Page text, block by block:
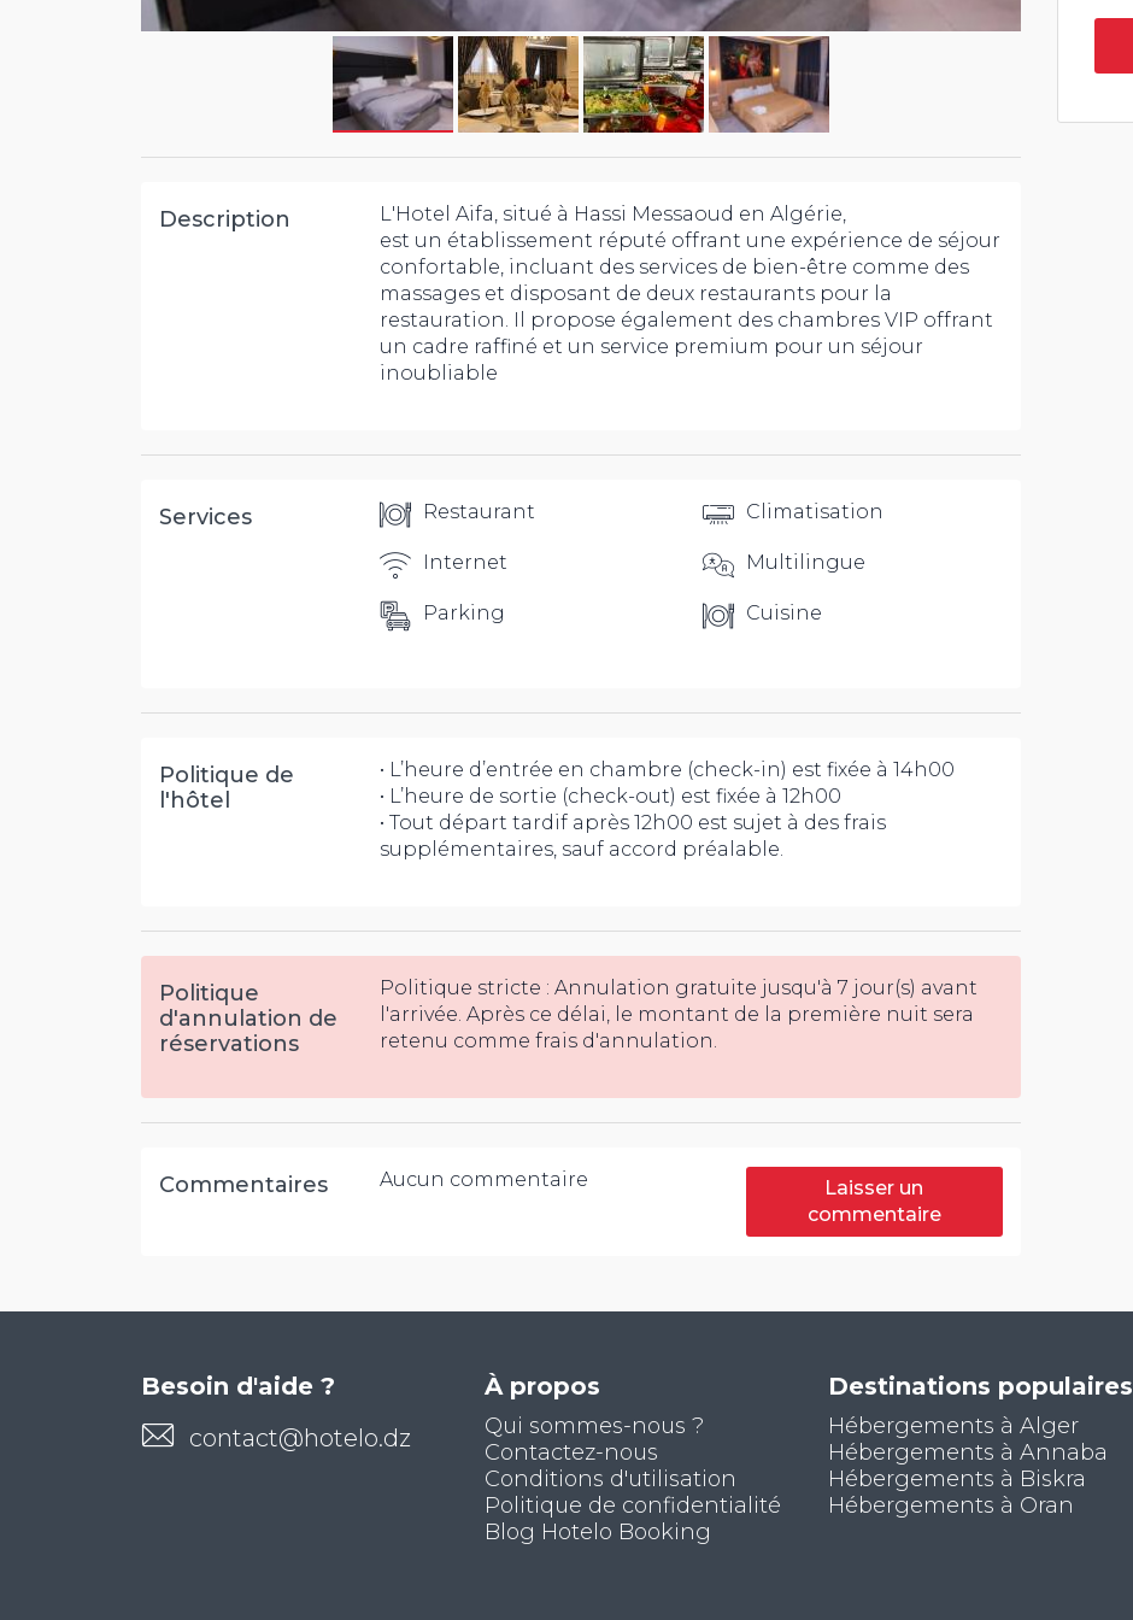
Description
L'Hotel Aifa, situé à Hassi Messaoud en Algérie,
est un établissement réputé offrant une expérience de séjour
confortable, incluant des services de bien-être comme des
massages et disposant de deux restaurants pour la
restauration. Il propose également des chambres VIP offrant
un cadre raffiné et un service premium pour un séjour
inoubliable
Services Restaurant
Internet
Parking
Climatisation
Multilingue
Cuisine
Politique de
l'hôtel
• L’heure d’entrée en chambre (check-in) est fixée à 14h00
• L’heure de sortie (check-out) est fixée à 12h00
• Tout départ tardif après 12h00 est sujet à des frais
supplémentaires, sauf accord préalable.
Politique
d'annulation de
réservations
Politique stricte : Annulation gratuite jusqu'à 7 jour(s) avant
l'arrivée. Après ce délai, le montant de la première nuit sera
retenu comme frais d'annulation.
Commentaires Aucun commentaire
Laisser un
commentaire
Besoin d'aide ?
contact@hotelo.dz
À propos
Qui sommes-nous ?
Contactez-nous
Conditions d'utilisation
Politique de confidentialité
Blog Hotelo Booking
Destinations populaires
Hébergements à Alger
Hébergements à Annaba
Hébergements à Biskra
Hébergements à Oran